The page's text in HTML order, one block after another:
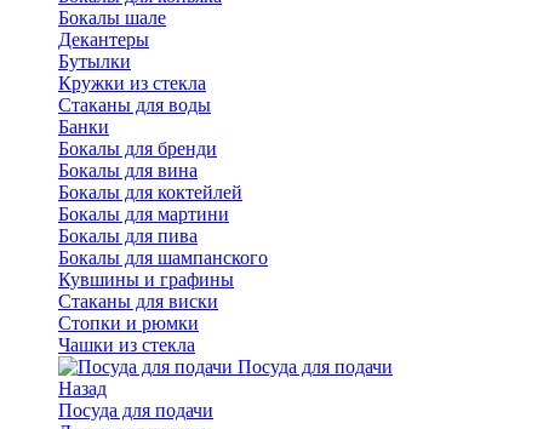
Бокалы шале
Декантеры
Бутылки
Кружки из стекла
Стаканы для воды
Банки
Бокалы для бренди
Бокалы для вина
Бокалы для коктейлей
Бокалы для мартини
Бокалы для пива
Бокалы для шампанского
Кувшины и графины
Стаканы для виски
Стопки и рюмки
Чашки из стекла
Посуда для подачи
Назад
Посуда для подачи